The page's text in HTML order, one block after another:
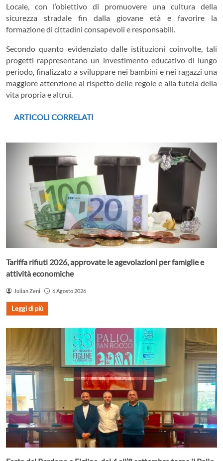
Locale, con l’obiettivo di promuovere una cultura della
sicurezza stradale fin dalla giovane età e favorire la
formazione di cittadini consapevoli e responsabili.
Secondo quanto evidenziato dalle istituzioni coinvolte, tali
progetti rappresentano un investimento educativo di lungo
periodo, finalizzato a sviluppare nei bambini e nei ragazzi una
maggiore attenzione al rispetto delle regole e alla tutela della
vita propria e altrui.
ARTICOLI CORRELATI
Tariffa rifiuti 2026, approvate le agevolazioni per famiglie e
attività economiche
Julian Zeni 6 Agosto 2026
Leggi di più